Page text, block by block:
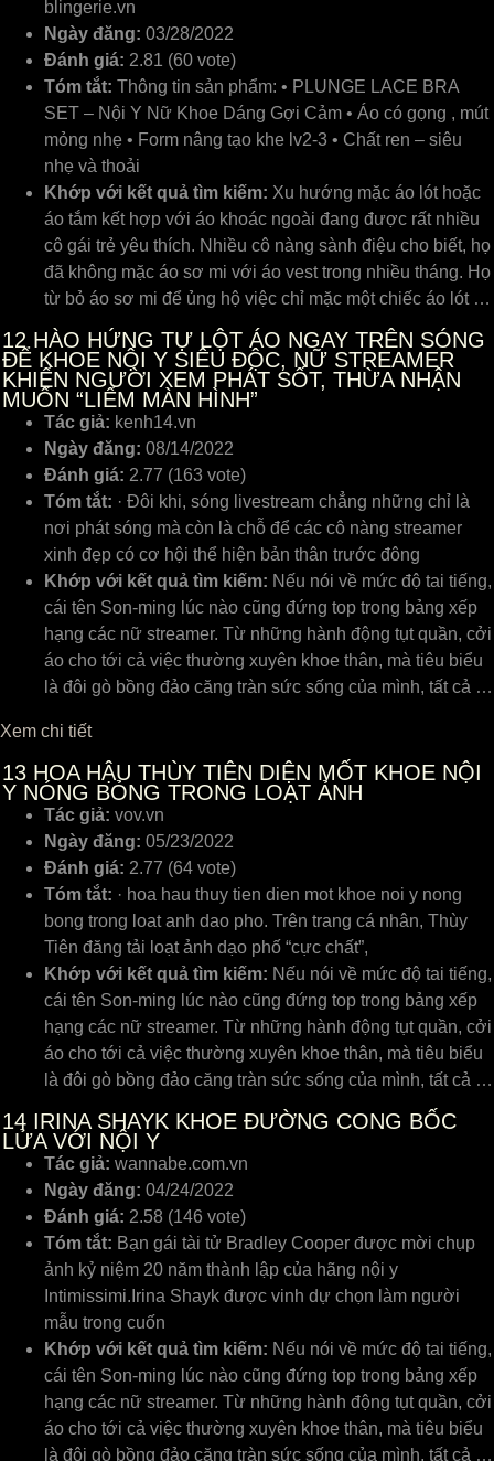
blingerie.vn
Ngày đăng: 03/28/2022
Đánh giá: 2.81 (60 vote)
Tóm tắt: Thông tin sản phẩm: • PLUNGE LACE BRA
SET – Nội Y Nữ Khoe Dáng Gợi Cảm • Áo có gọng , mút
mỏng nhẹ • Form nâng tạo khe lv2-3 • Chất ren – siêu
nhẹ và thoải
Khớp với kết quả tìm kiếm: Xu hướng mặc áo lót hoặc
áo tắm kết hợp với áo khoác ngoài đang được rất nhiều
cô gái trẻ yêu thích. Nhiều cô nàng sành điệu cho biết, họ
đã không mặc áo sơ mi với áo vest trong nhiều tháng. Họ
từ bỏ áo sơ mi để ủng hộ việc chỉ mặc một chiếc áo lót …
12 HÀO HỨNG TỰ LỘT ÁO NGAY TRÊN SÓNG
ĐỂ KHOE NỘI Y SIÊU ĐỘC, NỮ STREAMER
KHIẾN NGƯỜI XEM PHÁT SỐT, THỪA NHẬN
MUỐN “LIẾM MÀN HÌNH”
Tác giả: kenh14.vn
Ngày đăng: 08/14/2022
Đánh giá: 2.77 (163 vote)
Tóm tắt: · Đôi khi, sóng livestream chẳng những chỉ là
nơi phát sóng mà còn là chỗ để các cô nàng streamer
xinh đẹp có cơ hội thể hiện bản thân trước đông
Khớp với kết quả tìm kiếm: Nếu nói về mức độ tai tiếng,
cái tên Son-ming lúc nào cũng đứng top trong bảng xếp
hạng các nữ streamer. Từ những hành động tụt quần, cởi
áo cho tới cả việc thường xuyên khoe thân, mà tiêu biểu
là đôi gò bồng đảo căng tràn sức sống của mình, tất cả …
Xem chi tiết
13 HOA HẬU THÙY TIÊN DIỆN MỐT KHOE NỘI
Y NÓNG BỎNG TRONG LOẠT ẢNH
Tác giả: vov.vn
Ngày đăng: 05/23/2022
Đánh giá: 2.77 (64 vote)
Tóm tắt: · hoa hau thuy tien dien mot khoe noi y nong
bong trong loat anh dao pho. Trên trang cá nhân, Thùy
Tiên đăng tải loạt ảnh dạo phố “cực chất”,
Khớp với kết quả tìm kiếm: Nếu nói về mức độ tai tiếng,
cái tên Son-ming lúc nào cũng đứng top trong bảng xếp
hạng các nữ streamer. Từ những hành động tụt quần, cởi
áo cho tới cả việc thường xuyên khoe thân, mà tiêu biểu
là đôi gò bồng đảo căng tràn sức sống của mình, tất cả …
14 IRINA SHAYK KHOE ĐƯỜNG CONG BỐC
LỬA VỚI NỘI Y
Tác giả: wannabe.com.vn
Ngày đăng: 04/24/2022
Đánh giá: 2.58 (146 vote)
Tóm tắt: Bạn gái tài tử Bradley Cooper được mời chụp
ảnh kỷ niệm 20 năm thành lập của hãng nội y
Intimissimi.Irina Shayk được vinh dự chọn làm người
mẫu trong cuốn
Khớp với kết quả tìm kiếm: Nếu nói về mức độ tai tiếng,
cái tên Son-ming lúc nào cũng đứng top trong bảng xếp
hạng các nữ streamer. Từ những hành động tụt quần, cởi
áo cho tới cả việc thường xuyên khoe thân, mà tiêu biểu
là đôi gò bồng đảo căng tràn sức sống của mình, tất cả …